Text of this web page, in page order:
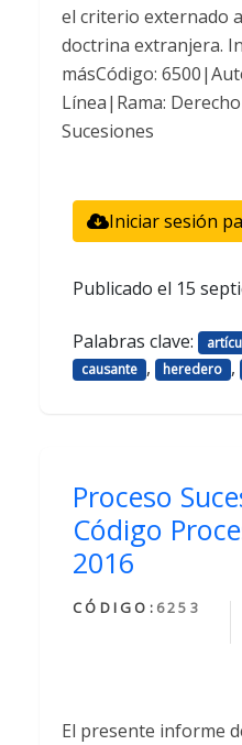
el criterio externado
doctrina extranjera.
másCódigo:
Línea|Rama:
Sucesiones
Iniciar sesión
Publicado el 15
Palabras clave:
causante , heredero ,
Proceso
Código
2016
CÓDIGO: 6253
El presente informe